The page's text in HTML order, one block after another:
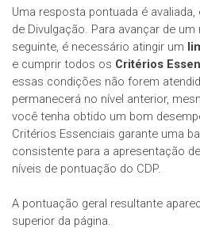
Uma resposta pontuada é avaliada,
de Divulgação. Para avançar de
seguinte, é necessário atingir um
e cumprir todos os Critérios
essas condições não forem
permanecerá no nível anterior,
você tenha obtido um bom
Critérios Essenciais garante uma
consistente para a apresentação
níveis de pontuação do CDP.
A pontuação geral resultante
superior da página.